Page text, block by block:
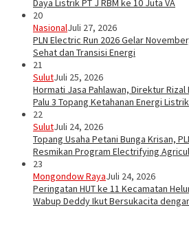
Daya Listrik PT J RBM ke 10 Juta VA
20
NasionalJuli 27, 2026
PLN Electric Run 2026 Gelar
Sehat dan Transisi Energi
21
SulutJuli 25, 2026
Hormati Jasa Pahlawan, Direktur Rizal
Palu 3 Topang Ketahanan Energi
22
SulutJuli 24, 2026
Topang Usaha Petani Bunga Krisan,
Resmikan Program Electrifying
23
Mongondow RayaJuli 24, 2026
Peringatan HUT ke 11 Kecamatan
Wabup Deddy Ikut Bersukacita